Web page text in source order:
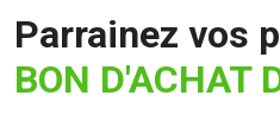
Parrainez vos
BON D'ACHAT